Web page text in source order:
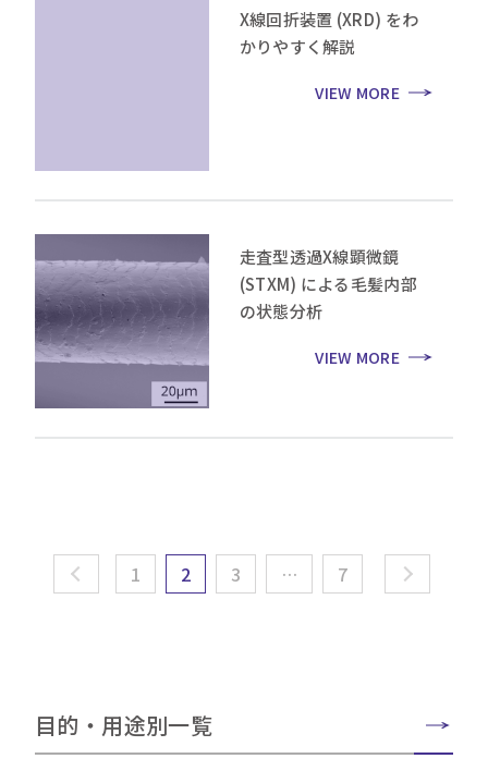
X線回折装置 (XRD) をわ
かりやすく解説
VIEW MORE
走査型透過X線顕微鏡
(STXM) による毛髪内部
の状態分析
VIEW MORE
1 2 3 … 7
目的・用途別一覧